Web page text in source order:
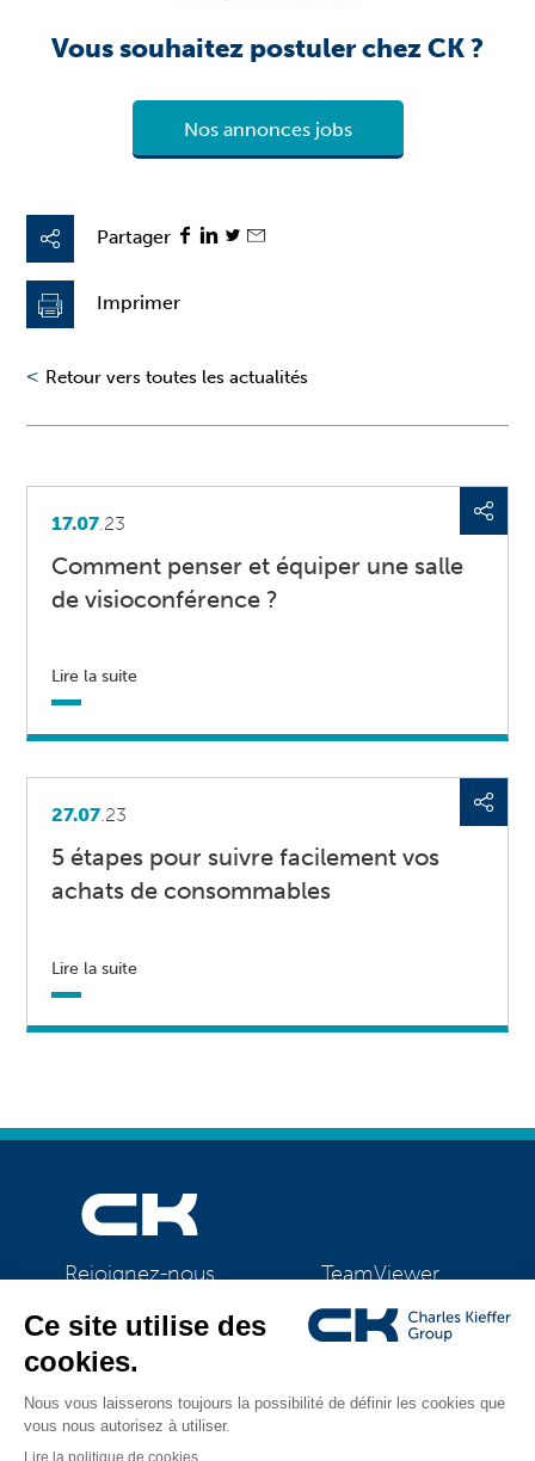
Partager
Imprimer
< Retour vers toutes les actualités
Vous souhaitez postuler chez CK ?
Nos annonces jobs
17.07.23
Comment penser et équiper une salle
de visioconférence ?
Lire la suite
27.07.23
5 étapes pour suivre facilement vos
achats de consommables
Lire la suite
Rejoignez-nous TeamViewer
CK Support Mac / PC
©2026 CK Group
Tous droits réservés|Mentions légales